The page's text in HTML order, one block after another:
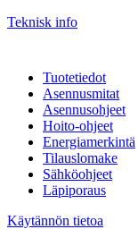
Teknisk info
Tuotetiedot
Asennusmitat
Asennusohjeet
Hoito-ohjeet
Energiamerkintä
Tilauslomake
Sähköohjeet
Läpiporaus
Käytännön tietoa